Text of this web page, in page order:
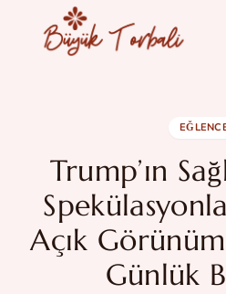
Trump’ın
Açık
Günlük